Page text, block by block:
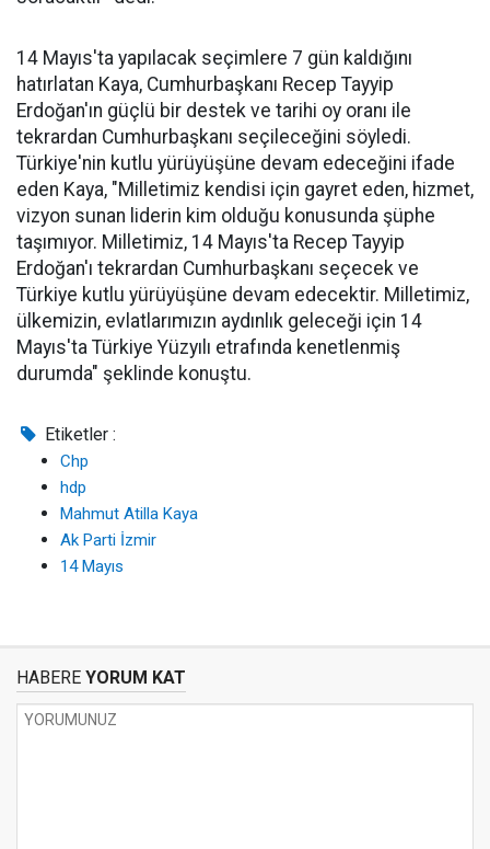
14 Mayıs'ta yapılacak seçimlere 7 gün kaldığını
hatırlatan Kaya, Cumhurbaşkanı Recep Tayyip
Erdoğan'ın güçlü bir destek ve tarihi oy oranı ile
tekrardan Cumhurbaşkanı seçileceğini söyledi.
Türkiye'nin kutlu yürüyüşüne devam edeceğini ifade
eden Kaya, "Milletimiz kendisi için gayret eden, hizmet,
vizyon sunan liderin kim olduğu konusunda şüphe
taşımıyor. Milletimiz, 14 Mayıs'ta Recep Tayyip
Erdoğan'ı tekrardan Cumhurbaşkanı seçecek ve
Türkiye kutlu yürüyüşüne devam edecektir. Milletimiz,
ülkemizin, evlatlarımızın aydınlık geleceği için 14
Mayıs'ta Türkiye Yüzyılı etrafında kenetlenmiş
durumda" şeklinde konuştu.
Etiketler :
Chp
hdp
Mahmut Atilla Kaya
Ak Parti İzmir
14 Mayıs
HABERE YORUM KAT